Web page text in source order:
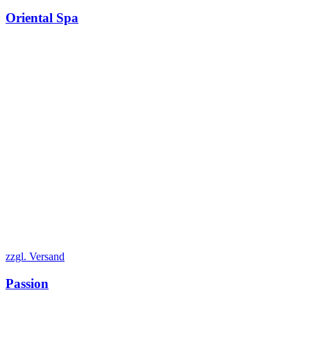
Oriental Spa
zzgl. Versand
Passion